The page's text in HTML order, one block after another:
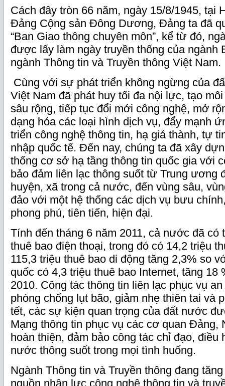
Cách đây tròn 66 năm, ngày 15/8/1945, tại
Đảng Cộng sản Đông Dương, Đảng ta đã
“Ban Giao thông chuyên môn”, kể từ đó,
được lấy làm ngày truyền thống của ngành
ngành Thông tin và Truyền thông Việt
Cùng với sự phát triển không ngừng của
Việt Nam đã phát huy tối đa nội lực, tạo
sâu rộng, tiếp tục đổi mới công nghệ, mở
dạng hóa các loại hình dịch vụ, đẩy mạnh
triển công nghệ thông tin, hạ giá thành, tự
nhập quốc tế. Đến nay, chúng ta đã xây
thống cơ sở hạ tầng thông tin quốc gia với
bảo đảm liên lạc thông suốt từ Trung ương
huyện, xã trong cả nước, đến vùng sâu,
đảo với một hệ thống các dịch vụ bưu
phong phú, tiên tiến, hiện đại.
Tính đến tháng 6 năm 2011, cả nước đã có
thuê bao điện thoại, trong đó có 14,2 triệu
115,3 triệu thuê bao di động tăng 2,3% so
quốc có 4,3 triệu thuê bao Internet, tăng 18
2010. Công tác thông tin liên lạc phục vụ
phòng chống lụt bão, giảm nhẹ thiên tai và
tết, các sự kiện quan trọng của đất nước
Mạng thông tin phục vụ các cơ quan
hoàn thiện, đảm bảo công tác chỉ đạo, điều
nước thông suốt trong mọi tình huống.
Ngành Thông tin và Truyền thông đang
nguồn nhân lực công nghệ thông tin và